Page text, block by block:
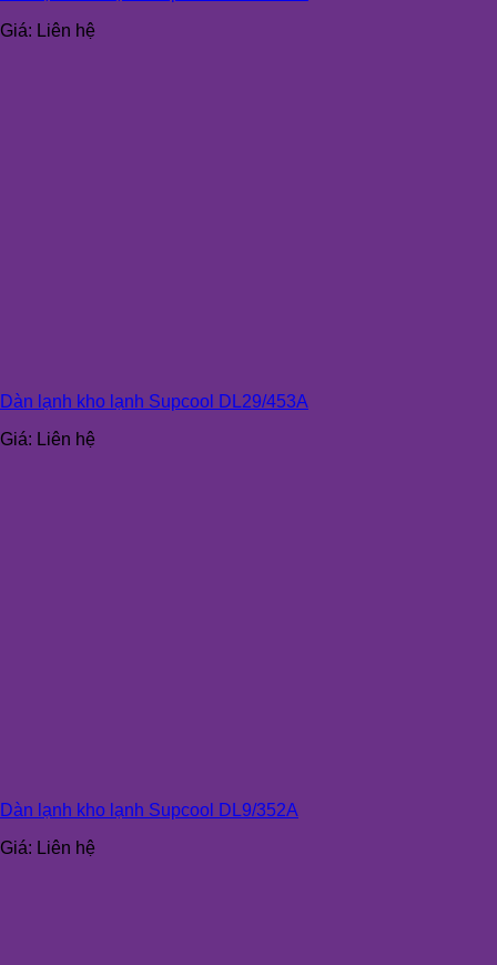
Giá: Liên hệ
Dàn lạnh kho lạnh Supcool DL29/453A
Giá: Liên hệ
Dàn lạnh kho lạnh Supcool DL9/352A
Giá: Liên hệ